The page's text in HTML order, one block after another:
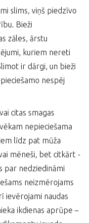
slims, viņš piedzīvo
Bieži
zāles, ārstu
kuriem nereti
ir dārgi, un bieži
nespēj
citas smagas
nepieciešama
līdz pat mūža
mēneši, bet citkārt -
par nedziedināmi
neizmērojams
ievērojami naudas
ikdienas aprūpe –